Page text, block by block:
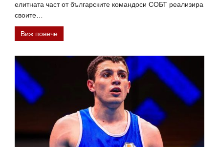
елитната част от българските командоси СОБТ реализира
своите…
Виж повече